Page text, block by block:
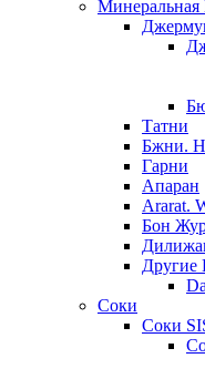
Минеральная
Татни
Бжни.
Гарни
Апаран
Ararat.
Бон
Другие
Соки
Соки